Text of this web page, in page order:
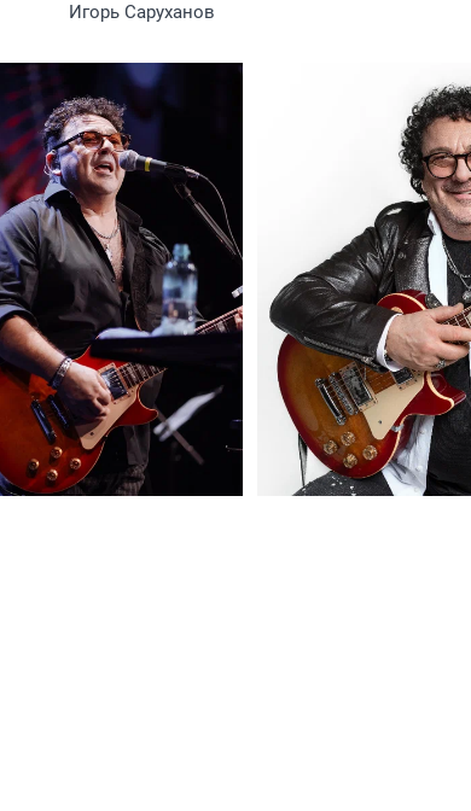
Игорь Саруханов